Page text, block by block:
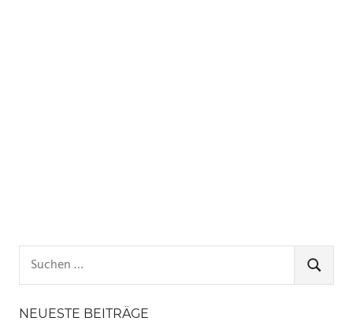
nach:
SUCHEN
NEUESTE BEITRÄGE